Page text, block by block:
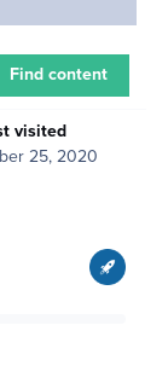
visited
25, 2020
Find content